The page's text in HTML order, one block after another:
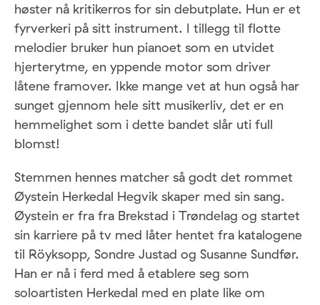
høster nå kritikerros for sin debutplate. Hun er et
fyrverkeri på sitt instrument. I tillegg til flotte
melodier bruker hun pianoet som en utvidet
hjerterytme, en yppende motor som driver
låtene framover. Ikke mange vet at hun også har
sunget gjennom hele sitt musikerliv, det er en
hemmelighet som i dette bandet slår uti full
blomst!
Stemmen hennes matcher så godt det rommet
Øystein Herkedal Hegvik skaper med sin sang.
Øystein er fra fra Brekstad i Trøndelag og startet
sin karriere på tv med låter hentet fra katalogene
til Röyksopp, Sondre Justad og Susanne Sundfør.
Han er nå i ferd med å etablere seg som
soloartisten Herkedal med en plate like om